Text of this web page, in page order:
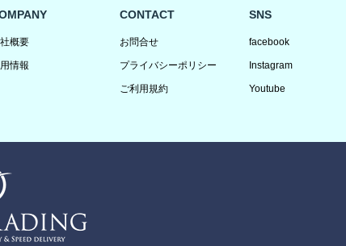
概要
情報
CONTACT
お問合せ
プライバシーポリシー
ご利用規約
SNS
facebook
Instagram
Youtube